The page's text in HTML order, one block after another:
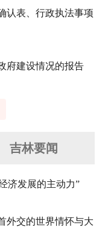
认表、行政执法事项
府建设情况的报告
吉林要闻
济发展的主动力”
交的世界情怀与大